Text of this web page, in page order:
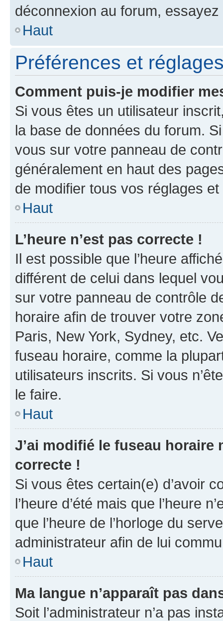
déconnexion au forum,
Haut
Préférences et
Comment puis-je modifier
Si vous êtes un utilisateur
la base de données du forum.
vous sur votre panneau de
généralement en haut des
de modifier tous vos réglages
Haut
L’heure n’est pas correcte !
Il est possible que l’heure
différent de celui dans lequel
sur votre panneau de contrôle
horaire afin de trouver votre
Paris, New York, Sydney, etc.
fuseau horaire, comme la
utilisateurs inscrits. Si vous
le faire.
Haut
J’ai modifié le fuseau horaire
correcte !
Si vous êtes certain(e) d’avoir
l’heure d’été mais que l’heure
que l’heure de l’horloge du
administrateur afin de lui
Haut
Ma langue n’apparaît pas
Soit l’administrateur n’a pas